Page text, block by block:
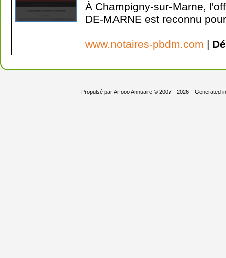
À Champigny-sur-Marne,
DE-MARNE est reconnu
www.notaires-pbdm.com |
Propulsé parArfooo Annuaire© 2007 - 2026 Generated